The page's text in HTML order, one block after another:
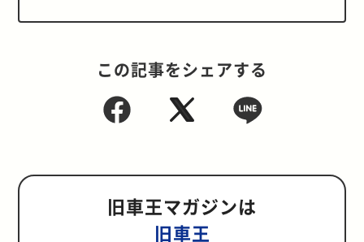
この記事をシェアする
旧車王マガジンは
旧車王